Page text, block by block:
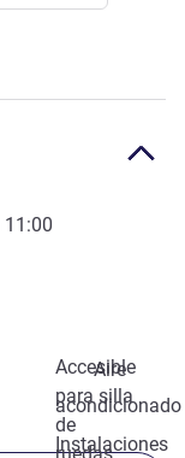
11:00
Accesible
para silla
de
Aire
acondicionado
Instalaciones